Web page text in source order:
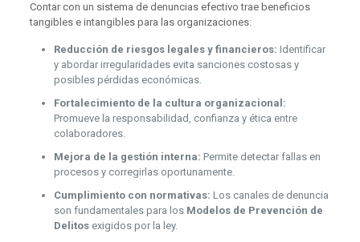
Contar con un sistema de denuncias efectivo trae beneficios
tangibles e intangibles para las organizaciones:
Reducción de riesgos legales y financieros: Identificar
y abordar irregularidades evita sanciones costosas y
posibles pérdidas económicas.
Fortalecimiento de la cultura organizacional:
Promueve la responsabilidad, confianza y ética entre
colaboradores.
Mejora de la gestión interna: Permite detectar fallas en
procesos y corregirlas oportunamente.
Cumplimiento con normativas: Los canales de denuncia
son fundamentales para los Modelos de Prevención de
Delitosexigidos por la ley.